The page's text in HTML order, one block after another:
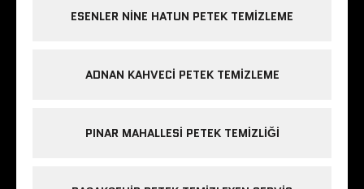
ESENLER NINE HATUN PETEK TEMIZLEME
ADNAN KAHVECI PETEK TEMIZLEME
PINAR MAHALLESI PETEK TEMIZLIĞI